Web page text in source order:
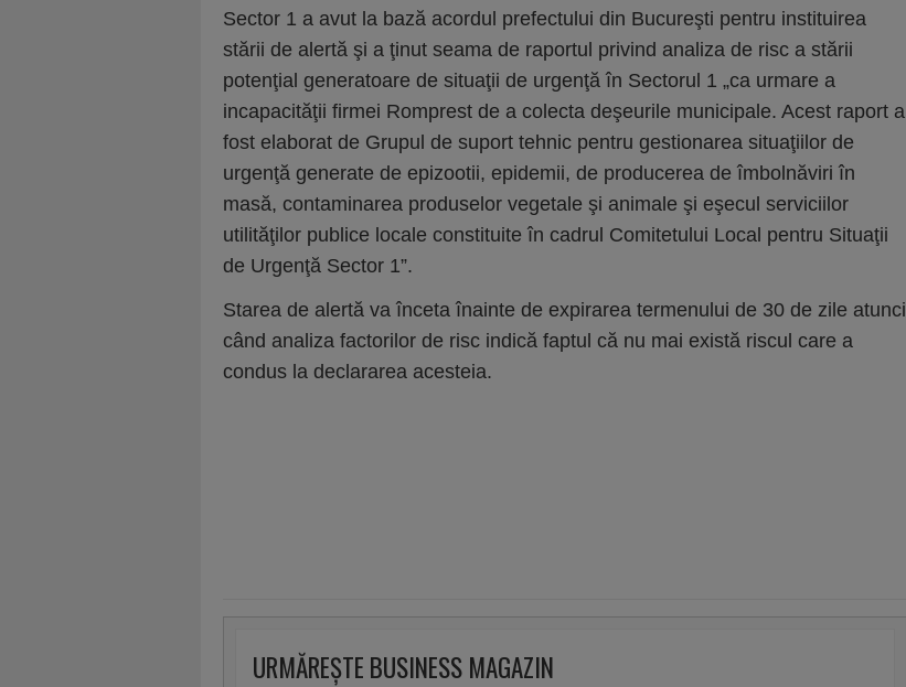
Sector 1 a avut la bază acordul prefectului din Bucureşti pentru instituirea
stării de alertă şi a ţinut seama de raportul privind analiza de risc a stării
potenţial generatoare de situaţii de urgenţă în Sectorul 1 „ca urmare a
incapacităţii firmei Romprest de a colecta deşeurile municipale. Acest raport a
fost elaborat de Grupul de suport tehnic pentru gestionarea situaţiilor de
urgenţă generate de epizootii, epidemii, de producerea de îmbolnăviri în
masă, contaminarea produselor vegetale şi animale şi eşecul serviciilor
utilităţilor publice locale constituite în cadrul Comitetului Local pentru Situaţii
de Urgenţă Sector 1”.
Starea de alertă va înceta înainte de expirarea termenului de 30 de zile atunci
când analiza factorilor de risc indică faptul că nu mai există riscul care a
condus la declararea acesteia.
URMĂREȘTE BUSINESS MAGAZIN